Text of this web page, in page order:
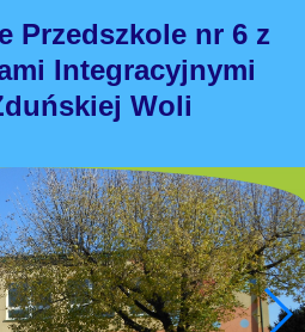
Przedszkole nr 6 z
Integracyjnymi
Woli